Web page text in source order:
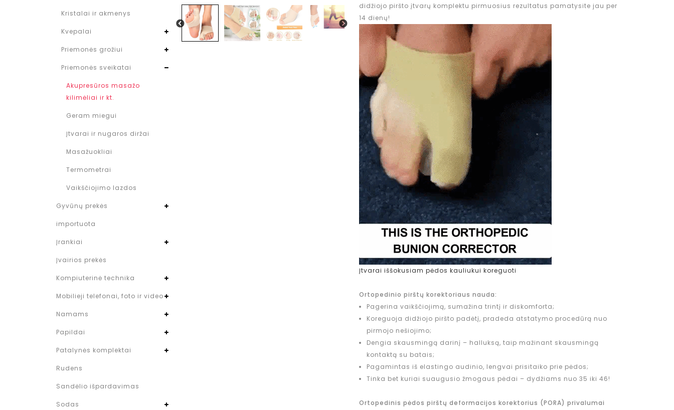
didžiojo piršto įtvarų komplektu pirmuosius rezultatus pamatysite jau per
14 dienų!
Įtvarai iššokusiam pėdos kauliukui koreguoti
Ortopedinio pirštų korektoriaus nauda:
Pagerina vaikščiojimą, sumažina trintį ir diskomforta;
Koreguoja didžiojo piršto padėtį, pradeda atstatymo procedūrą nuo
pirmojo nešiojimo;
Dengia skausmingą darinį – halluksą, taip mažinant skausmingą
kontaktą su batais;
Pagamintas iš elastingo audinio, lengvai prisitaiko prie pėdos;
Tinka bet kuriai suaugusio žmogaus pėdai – dydžiams nuo 35 iki 46!
Ortopedinis pėdos pirštų deformacijos korektorius (PORA) privalumai
Kristalai ir akmenys
Kvepalai
Priemonės grožiui
Priemonės sveikatai
Akupresūros masažo
kilimėliai ir kt.
Geram miegui
Įtvarai ir nugaros diržai
Masažuokliai
Termometrai
Vaikščiojimo lazdos
Gyvūnų prekės
importuota
Įrankiai
Įvairios prekės
Kompiuterinė technika
Mobilieji telefonai, foto ir video
Namams
Papildai
Patalynės komplektai
Rudens
Sandėlio išpardavimas
Sodas